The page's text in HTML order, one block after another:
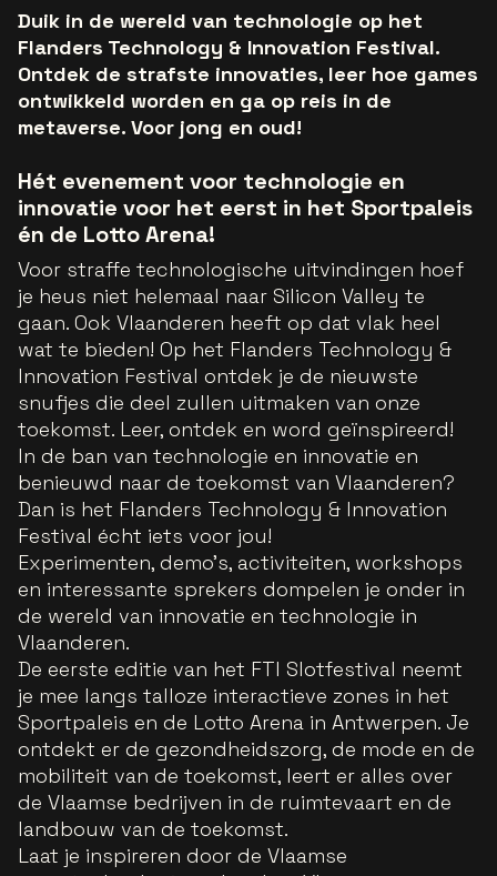
Duik in de wereld van technologie op het
Flanders Technology & Innovation Festival.
Ontdek de strafste innovaties, leer hoe games
ontwikkeld worden en ga op reis in de
metaverse. Voor jong en oud!
Hét evenement voor technologie en
innovatie voor het eerst in het Sportpaleis
én de Lotto Arena!
Voor straffe technologische uitvindingen hoef
je heus niet helemaal naar Silicon Valley te
gaan. Ook Vlaanderen heeft op dat vlak heel
wat te bieden! Op het Flanders Technology &
Innovation Festival ontdek je de nieuwste
snufjes die deel zullen uitmaken van onze
toekomst. Leer, ontdek en word geïnspireerd!
In de ban van technologie en innovatie en
benieuwd naar de toekomst van Vlaanderen?
Dan is het Flanders Technology & Innovation
Festival écht iets voor jou!
Experimenten, demo’s, activiteiten, workshops
en interessante sprekers dompelen je onder in
de wereld van innovatie en technologie in
Vlaanderen.
De eerste editie van het FTI Slotfestival neemt
je mee langs talloze interactieve zones in het
Sportpaleis en de Lotto Arena in Antwerpen. Je
ontdekt er de gezondheidszorg, de mode en de
mobiliteit van de toekomst, leert er alles over
de Vlaamse bedrijven in de ruimtevaart en de
landbouw van de toekomst.
Laat je inspireren door de Vlaamse